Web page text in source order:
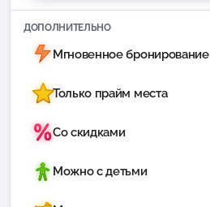
ДОПОЛНИТЕЛЬНО
Мгновенное бронирование
Только прайм места
Со скидками
Можно с детьми